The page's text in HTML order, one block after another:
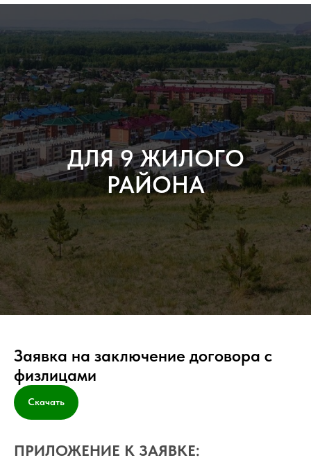
ДЛЯ 9 ЖИЛОГО
РАЙОНА
Заявка на заключение договора с
физлицами
Скачать
ПРИЛОЖЕНИЕ К ЗАЯВКЕ: